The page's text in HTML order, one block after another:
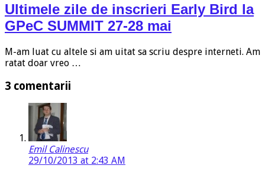
Ultimele zile de inscrieri Early Bird la
GPeC SUMMIT 27-28 mai
M-am luat cu altele si am uitat sa scriu despre interneti. Am
ratat doar vreo …
3 comentarii
Emil Calinescu
29/10/2013 at 2:43 AM